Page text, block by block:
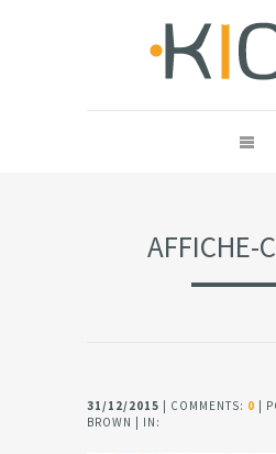
AFFICHE-
31/12/2015 | COMMENTS: 0 |
BROWN | IN: